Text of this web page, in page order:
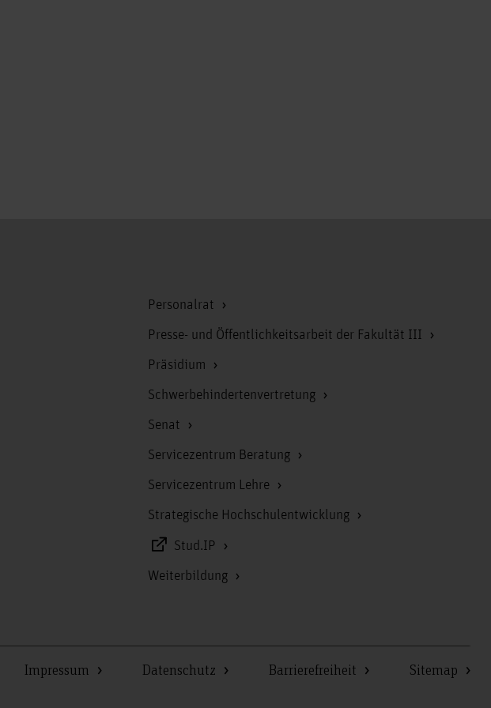
Personalrat
Presse- und Öffentlichkeitsarbeit der Fakultät III
Präsidium
Schwerbehindertenvertretung
Senat
Servicezentrum Beratung
Servicezentrum Lehre
Strategische Hochschulentwicklung
Stud.IP
Weiterbildung
Impressum Datenschutz Barrierefreiheit Sitemap